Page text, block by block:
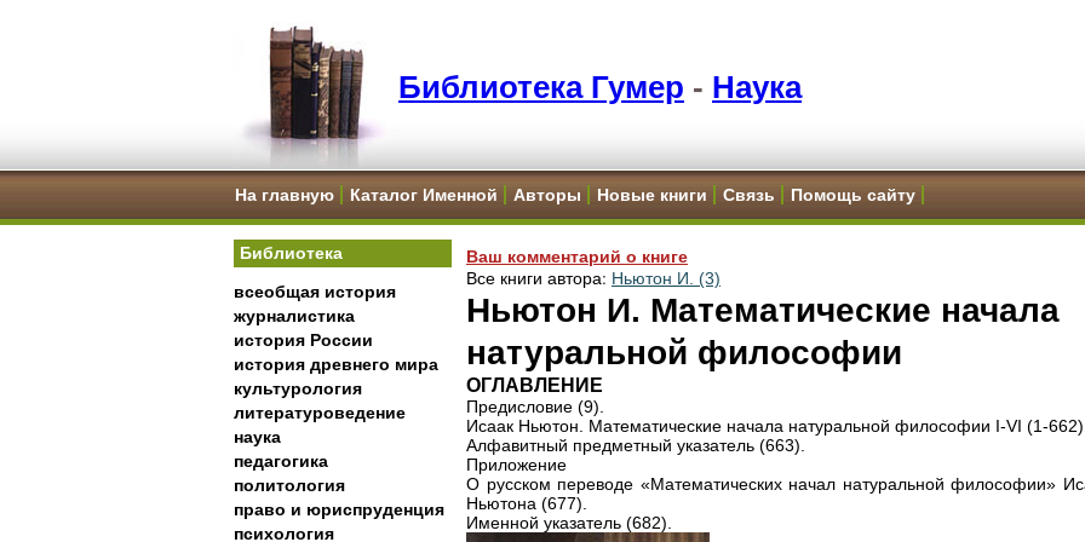
Библиотека Гумер - Наука
На главную Каталог Именной Авторы Новые книги Связь Помощь сайту
Библиотека
всеобщая история
журналистика
история России
история древнего мира
культурология
литературоведение
наука
педагогика
политология
право и юриспруденция
психология
Ваш комментарий о книге
Все книги автора: Ньютон И. (3)
Ньютон И. Математические начала
натуральной философии
ОГЛАВЛЕНИЕ
Предисловие (9).
Исаак Ньютон. Математические начала натуральной философии I-VI (1-662).
Алфавитный предметный указатель (663).
Приложение
О русском переводе «Математических начал натуральной философии»
Ньютона (677).
Именной указатель (682).